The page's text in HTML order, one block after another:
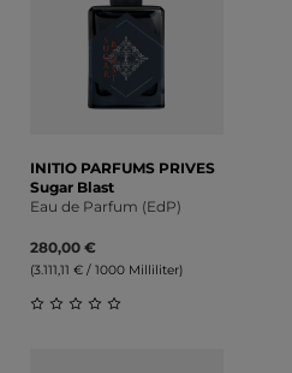
INITIO PARFUMS PRIVES
Sugar Blast
Eau de Parfum (EdP)
280,00 €
(3.111,11 € / 1000 Milliliter)